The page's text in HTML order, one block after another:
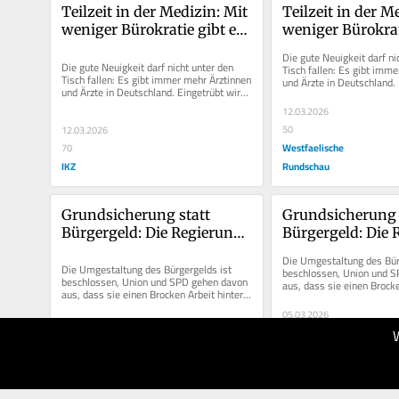
Teilzeit in der Medizin: Mit
weniger Bürokratie gibt es
Die gute Neuigkeit darf nicht unter den
Tisch fallen: Es gibt immer mehr Ärztinnen
und Ärzte in Deutschland. Eingetrübt wird
12.03.2026
70
IKZ
Teilzeit in der
weniger
Die gute Neuigkeit darf
Tisch fallen: Es gibt
und Ärzte in
12.03.2026
50
Westfaelische
Rundschau
Grundsicherung statt
Bürgergeld: Die Regierung
Die Umgestaltung des Bürgergelds ist
beschlossen, Union und SPD gehen davon
aus, dass sie einen Brocken Arbeit hinter
sich haben. Das ist wohl nicht...
Bürgergeld: Die
Die Umgestaltung des
beschlossen, Union und
aus, dass sie einen
sich haben. Das ist wohl
05.03.2026